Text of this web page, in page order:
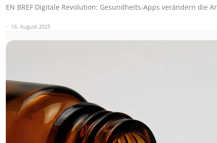
EN BREF Digitale Revolution: Gesundheits-Apps verändern die
16. August 2025